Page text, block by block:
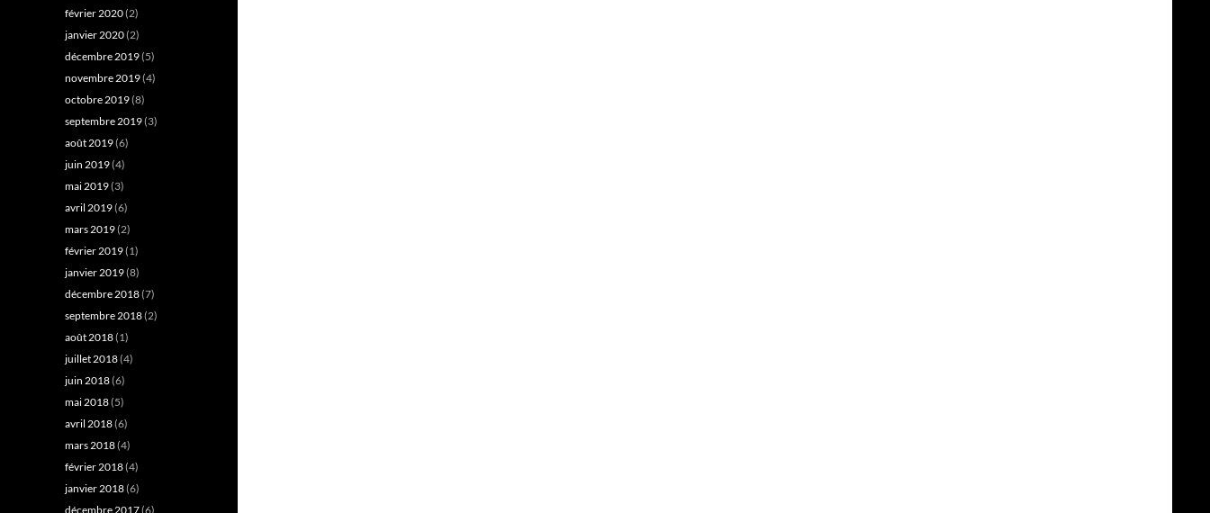
février 2020(2)
janvier 2020(2)
décembre 2019(5)
novembre 2019(4)
octobre 2019(8)
septembre 2019(3)
août 2019(6)
juin 2019(4)
mai 2019(3)
avril 2019(6)
mars 2019(2)
février 2019(1)
janvier 2019(8)
décembre 2018(7)
septembre 2018(2)
août 2018(1)
juillet 2018(4)
juin 2018(6)
mai 2018(5)
avril 2018(6)
mars 2018(4)
février 2018(4)
janvier 2018(6)
décembre 2017(6)